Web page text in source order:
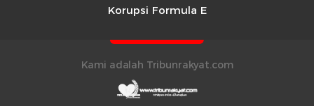
Korupsi Formula E
Kami adalah Tribunrakyat.com